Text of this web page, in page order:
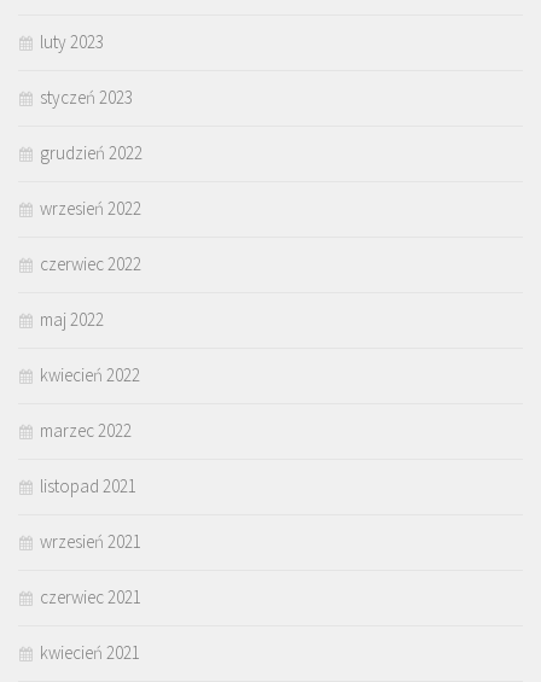
luty 2023
styczeń 2023
grudzień 2022
wrzesień 2022
czerwiec 2022
maj 2022
kwiecień 2022
marzec 2022
listopad 2021
wrzesień 2021
czerwiec 2021
kwiecień 2021